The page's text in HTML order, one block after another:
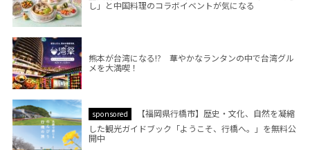
し」と中国料理のコラボイベントが気になる
熊本が台湾になる!? 華やかなランタンの中で台湾グル
メを大満喫！
sponsored
【福岡県行橋市】歴史・文化、自然を凝縮
した観光ガイドブック「ようこそ、行橋へ。」を無料公
開中